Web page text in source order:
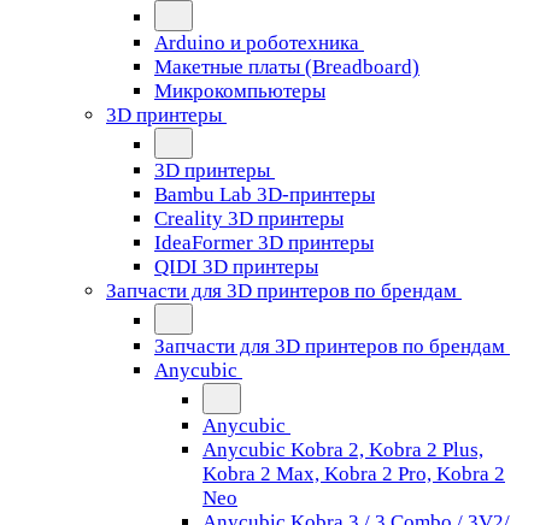
Arduino и роботехника
Макетные платы (Breadboard)
Микрокомпьютеры
3D принтеры
3D принтеры
Bambu Lab 3D-принтеры
Creality 3D принтеры
IdeaFormer 3D принтеры
QIDI 3D принтеры
Запчасти для 3D принтеров по брендам
Запчасти для 3D принтеров по брендам
Anycubic
Anycubic
Anycubic Kobra 2, Kobra 2 Plus,
Kobra 2 Max, Kobra 2 Pro, Kobra 2
Neo